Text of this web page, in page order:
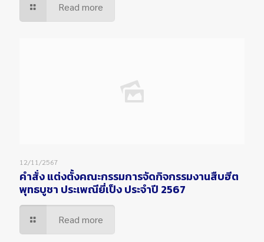
Read more
12/11/2567
คำสั่ง แต่งตั้งคณะกรรมการจัดกิจกรรมงานสืบฮีต
พุทธบูชา ประเพณียี่เป็ง ประจำปี 2567
Read more